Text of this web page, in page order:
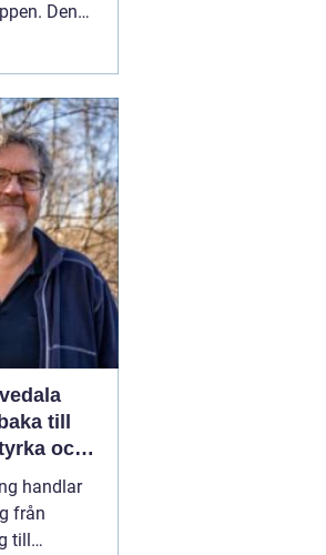
Den
göra
koncentrera
allt som
kännas
vänjer sig
värken
den går ...
till
och
handlar
från
till